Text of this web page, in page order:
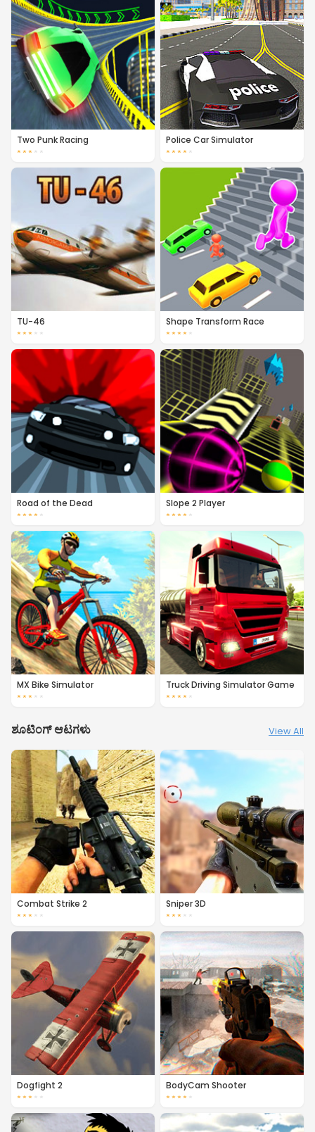
Two Punk Racing
★ ★ ★ ★ ★
Police Car Simulator
★ ★ ★ ★ ★
TU-46
★ ★ ★ ★ ★
Shape Transform Race
★ ★ ★ ★ ★
Road of the Dead
★ ★ ★ ★ ★
Slope 2 Player
★ ★ ★ ★ ★
MX Bike Simulator
★ ★ ★ ★ ★
Truck Driving Simulator Game
★ ★ ★ ★ ★
ಶೂಟಿಂಗ್ ಆಟಗಳು View All
Combat Strike 2
★ ★ ★ ★ ★
Sniper 3D
★ ★ ★ ★ ★
Dogfight 2
★ ★ ★ ★ ★
BodyCam Shooter
★ ★ ★ ★ ★